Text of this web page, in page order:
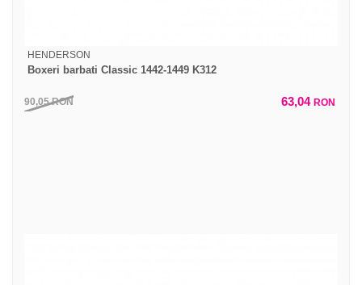
HENDERSON
Boxeri barbati Classic 1442-1449 K312
90,05RON 63,04 RON